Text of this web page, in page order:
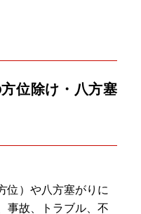
位除け・八方塞
位）や八方塞がりに
事故、トラブル、不